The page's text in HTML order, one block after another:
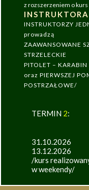
z rozszerzeniem o kurs
INSTRUKTORZY
prowadzą
ZAAWANSOWANE
STRZELECKIE
PITOLET – KARABIN
oraz PIERWSZEJ
POSTRZAŁOWE/
TERMIN 2:
31.10.2026
13.12.2026
/kurs
w weekendy/